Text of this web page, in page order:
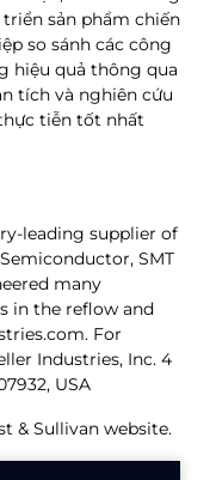
sản phẩm chiến
so sánh các công
hiệu quả thông qua
tích và nghiên cứu
tiễn tốt nhất
leading supplier of
SMT
many
in the reflow and
For
Industries, Inc. 4
USA
& Sullivan website.